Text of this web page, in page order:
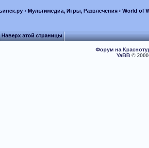
› Мультимедиа, Игры, Развлечения› World of
Наверх этой страницы
Форум на
YaBB©